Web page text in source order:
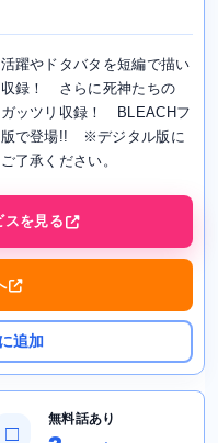
躍やドタバタを短編で描い
収録！ さらに死神たちの
ッツリ収録！ BLEACHフ
版で登場!! ※デジタル版に
了承ください。
スを見る
追加
□
無料話あり